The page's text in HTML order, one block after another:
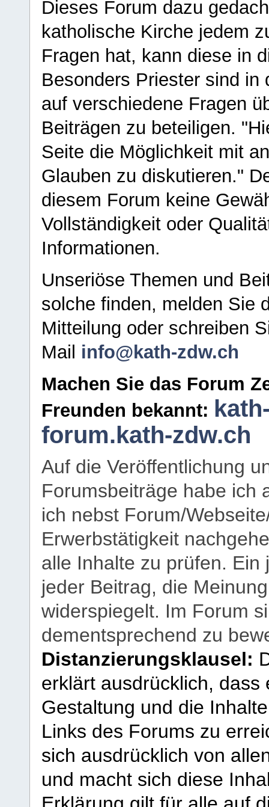
Dieses Forum dazu
katholische Kirche jedem
Fragen hat, kann diese in
Besonders Priester sind in
auf verschiedene Fragen
Beiträgen zu beteiligen.
Seite die Möglichkeit mit
Glauben zu diskutieren."
diesem Forum keine
Vollständigkeit oder
Informationen.
Unseriöse Themen und
solche finden, melden Sie
Mitteilung oder schreiben
Mail info@kath-zdw.ch
Machen Sie das Forum
Freunden bekannt:
forum.kath-zdw.ch
Auf die Veröffentlichung
Forumsbeiträge habe ich
ich nebst Forum/
Erwerbstätigkeit
alle Inhalte zu prüfen.
jeder Beitrag, die
widerspiegelt. Im Forum
dementsprechend zu
Distanzierungsklausel:
erklärt ausdrücklich,
Gestaltung und die
Links des Forums zu
sich ausdrücklich von
und macht sich diese